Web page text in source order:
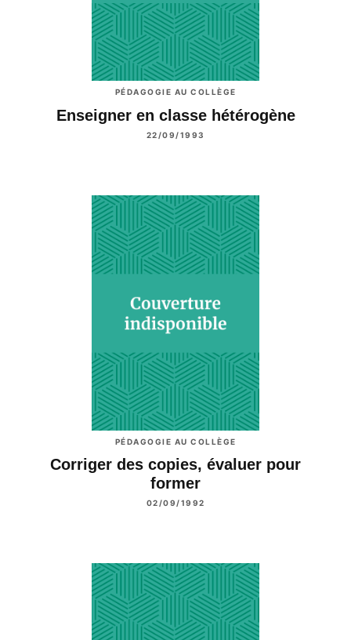
PÉDAGOGIE AU COLLÈGE
Enseigner en classe hétérogène
22/09/1993
PÉDAGOGIE AU COLLÈGE
Corriger des copies, évaluer pour
former
02/09/1992